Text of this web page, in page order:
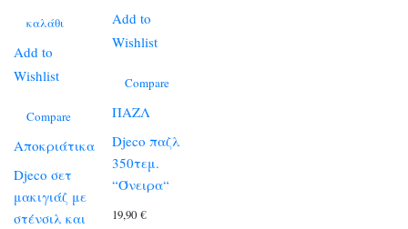
καλάθι
Add to
Wishlist
Compare
Αποκριάτικα
Djeco σετ
μακιγιάζ με
στένσιλ και
Add to
Wishlist
Compare
ΠΑΖΛ
Djeco παζλ
350τεμ.
“Όνειρα“
19,90€